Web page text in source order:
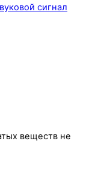
сигнал
веществ не